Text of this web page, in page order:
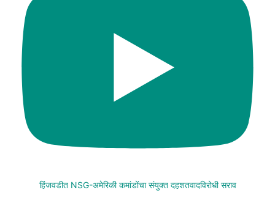
हिंजवडीत NSG-अमेरिकी कमांडोंचा संयुक्त दहशतवादविरोधी सराव